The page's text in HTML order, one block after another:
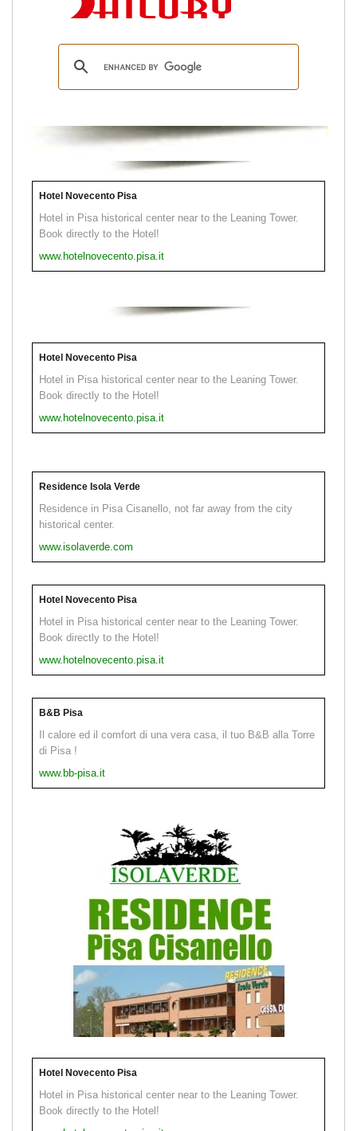
Hotel Novecento Pisa
Hotel in Pisa historical center near to the Leaning Tower.
Book directly to the Hotel!
www.hotelnovecento.pisa.it
Hotel Novecento Pisa
Hotel in Pisa historical center near to the Leaning Tower.
Book directly to the Hotel!
www.hotelnovecento.pisa.it
Residence Isola Verde
Residence in Pisa Cisanello, not far away from the city
historical center.
www.isolaverde.com
Hotel Novecento Pisa
Hotel in Pisa historical center near to the Leaning Tower.
Book directly to the Hotel!
www.hotelnovecento.pisa.it
B&B Pisa
Il calore ed il comfort di una vera casa, il tuo B&B alla Torre
di Pisa !
www.bb-pisa.it
Hotel Novecento Pisa
Hotel in Pisa historical center near to the Leaning Tower.
Book directly to the Hotel!